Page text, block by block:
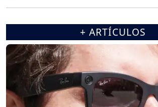
+ ARTÍCULOS